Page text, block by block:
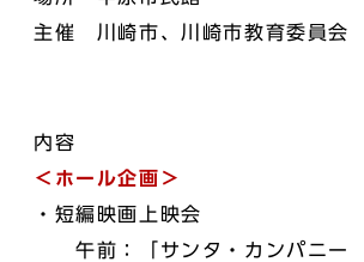
主催 川崎市、川崎市教育委員会
内容
＜ホール企画＞
・短編映画上映会
午前：「サンタ・カンパニー